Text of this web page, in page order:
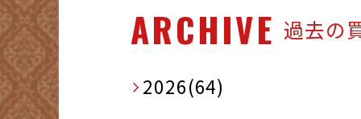
ARCHIVE 過去の
2026(64)